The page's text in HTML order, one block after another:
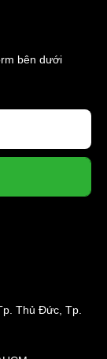
bên dưới
Thủ Đức, Tp.